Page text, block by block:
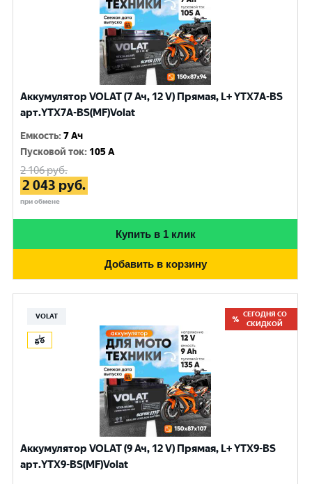
Аккумулятор VOLAT (7 Ач, 12 V) Прямая, L+ YTX7A-BS
арт.YTX7A-BS(MF)Volat
Емкость:7 Ач
Пусковой ток: 105 A
2 106руб.
2 043 руб.
при обмене
Купить в 1 клик
Добавить в корзину
VOLAT
СЕГОДНЯ СО
СКИДКОЙ
Аккумулятор VOLAT (9 Ач, 12 V) Прямая, L+ YTX9-BS
арт.YTX9-BS(MF)Volat